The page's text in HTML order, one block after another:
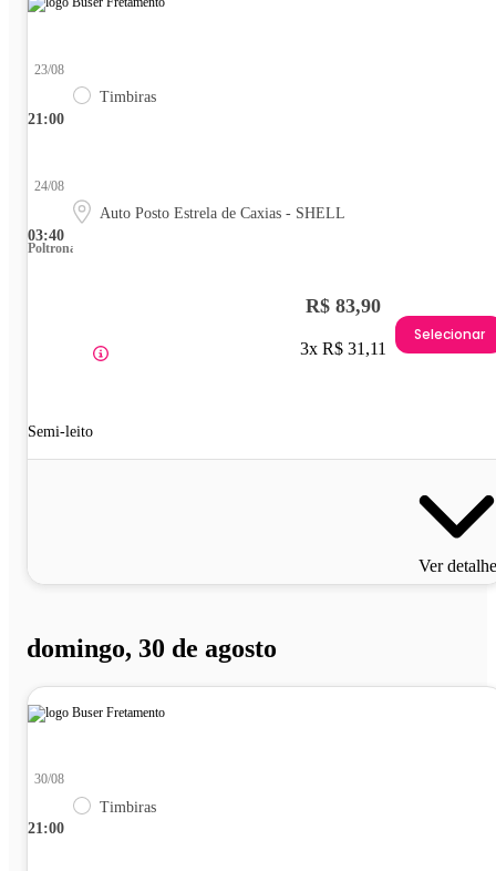
21:00
23/08
Timbiras
03:40
24/08
Auto Posto Estrela de Caxias - SHELL
Poltrona
Semi-leito
R$ 83,90
3x R$ 31,11
Selecionar
Ver
domingo, 30 de agosto
21:00
30/08
Timbiras